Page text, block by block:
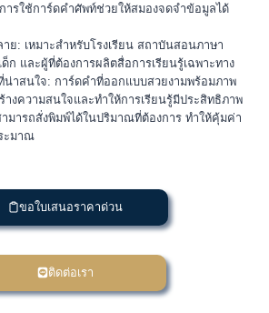
ารใช้การ์ดคำศัพท์ช่วยให้สมองจดจำข้อมูลได้
ย: เหมาะสำหรับโรงเรียน สถาบันสอนภาษา
ก และผู้ที่ต้องการผลิตสื่อการเรียนรู้เฉพาะทาง
น่าสนใจ: การ์ดคำที่ออกแบบสวยงามพร้อมภาพ
งความสนใจและทำให้การเรียนรู้มีประสิทธิภาพ
มารถสั่งพิมพ์ได้ในปริมาณที่ต้องการ ทำให้คุ้มค่า
ะมาณ
ขอใบเสนอราคาด่วน
ติดต่อเรา